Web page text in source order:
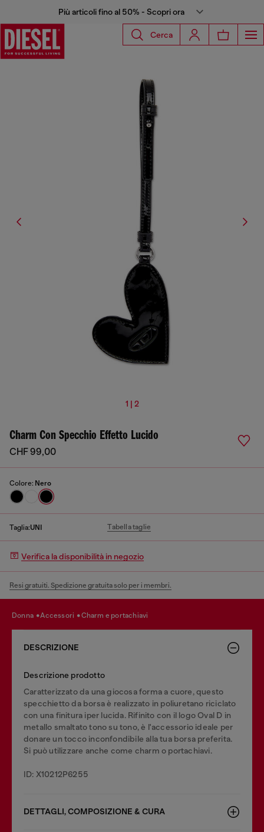
Più articoli fino al 50% - Scopri ora
Cerca
1 | 2
Charm Con Specchio Effetto Lucido
CHF 99,00
Colore: Nero
Taglia:UNI Tabella taglie
Verifica la disponibilità in negozio
Resi gratuiti. Spedizione gratuita solo per i membri.
donna accessori charm e portachiavi
DESCRIZIONE
Descrizione prodotto
Caratterizzato da una giocosa forma a cuore, questo
specchietto da borsa è realizzato in poliuretano riciclato
con una finitura iper lucida. Rifinito con il logo Oval D in
metallo smaltato tono su tono, è l'accessorio ideale per
donare un tocco inconfondibile alla tua borsa preferita.
Si può utilizzare anche come charm o portachiavi.
ID: X10212P6255
DETTAGLI, COMPOSIZIONE & CURA